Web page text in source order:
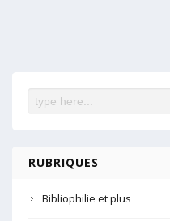
RUBRIQUES
Bibliophilie et plus